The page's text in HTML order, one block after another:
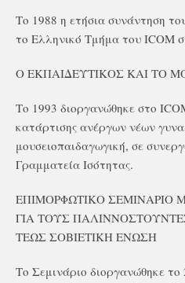
Το 1988 η ετήσια συνάντηση
το Ελληνικό Τμήμα του ICOM
Ο ΕΚΠΑΙΔΕΥΤΙΚΟΣ ΚΑΙ ΤΟ
Το 1993 διοργανώθηκε στο
κατάρτισης ανέργων νέων
μουσειοπαιδαγωγική, σε
Γραμματεία Ισότητας.
ΕΠΙΜΟΡΦΩΤΙΚΟ ΣΕΜΙΝΑΡΙΟ
ΓΙΑ ΤΟΥΣ
ΤΕΩΣ ΣΟΒΙΕΤΙΚΗ ΕΝΩΣΗ
Το Σεμινάριο διοργανώθηκε